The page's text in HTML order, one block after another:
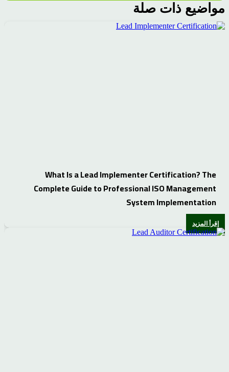
مواضيع ذات صلة
What Is a Lead Implementer Certification? The
Complete Guide to Professional ISO Management
System Implementation
إقرأ المزيد